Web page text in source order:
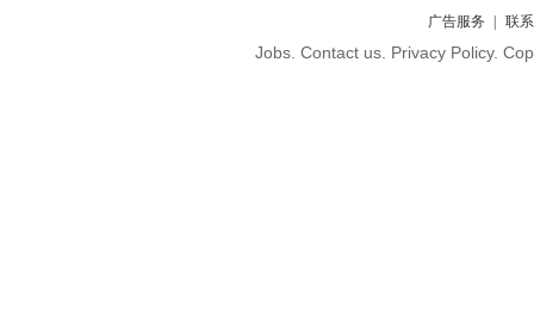
广告服务 联
Jobs. Contact us. Privacy Policy.